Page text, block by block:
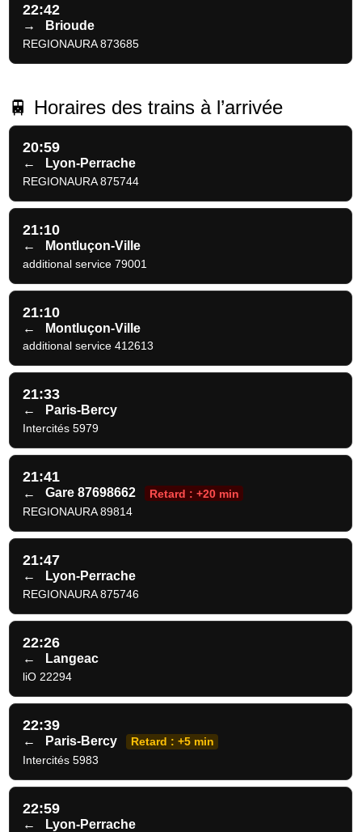
22:42
→ Brioude
REGIONAURA 873685
🚆 Horaires des trains à l’arrivée
20:59
← Lyon-Perrache
REGIONAURA 875744
21:10
← Montluçon-Ville
additional service 79001
21:10
← Montluçon-Ville
additional service 412613
21:33
← Paris-Bercy
Intercités 5979
21:41
← Gare 87698662
Retard : +20 min
REGIONAURA 89814
21:47
← Lyon-Perrache
REGIONAURA 875746
22:26
← Langeac
liO 22294
22:39
← Paris-Bercy
Retard : +5 min
Intercités 5983
22:59
← Lyon-Perrache